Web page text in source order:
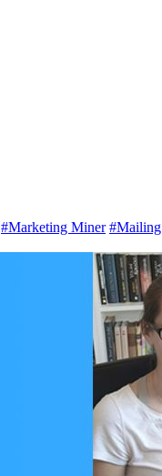
#Marketing Miner #Mailing